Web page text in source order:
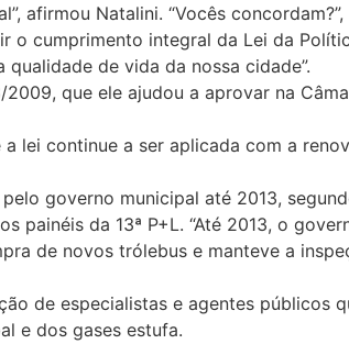
afirmou Natalini. “Vocês
o cumprimento integral da Lei da
de vida da nossa cidade”.
que ele ajudou a aprovar na
lei continue a ser aplicada com a
governo municipal até 2013,
painéis da 13ª P+L. “Até 2013, o
de novos trólebus e manteve a
de especialistas e agentes públicos
e dos gases estufa.